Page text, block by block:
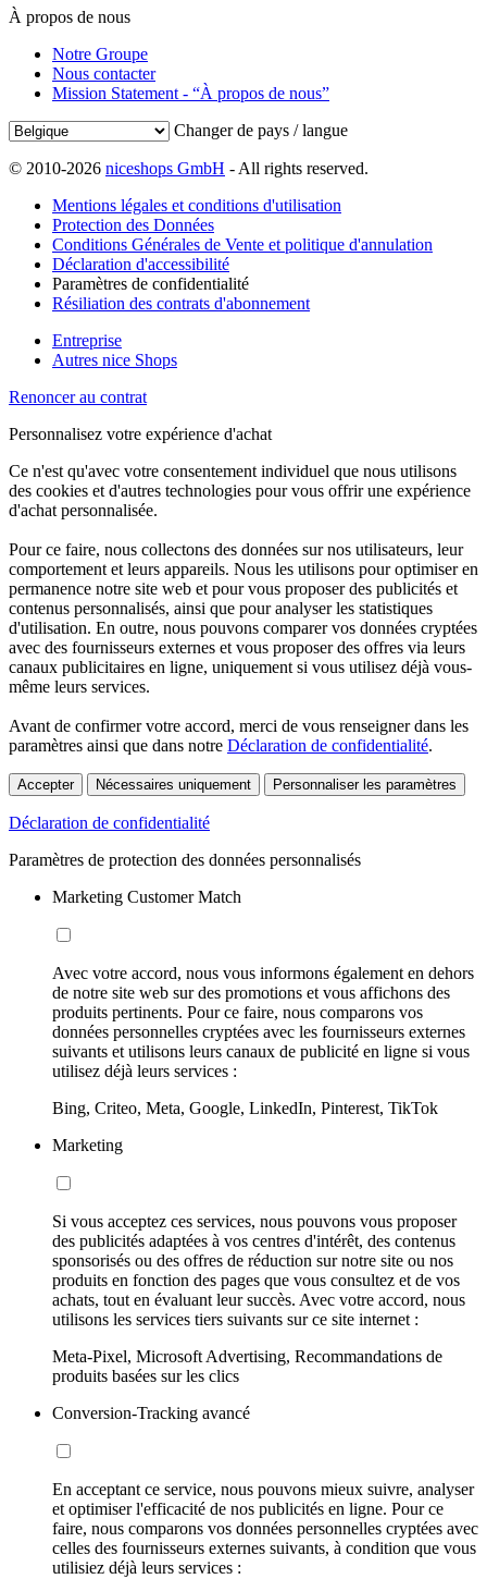
À propos de nous
Notre Groupe
Nous contacter
Mission Statement - “À propos de nous”
Changer de pays / langue
© 2010-2026 niceshops GmbH - All rights reserved.
Mentions légales et conditions d'utilisation
Protection des Données
Conditions Générales de Vente et politique d'annulation
Déclaration d'accessibilité
Paramètres de confidentialité
Résiliation des contrats d'abonnement
Entreprise
Autres nice Shops
Renoncer au contrat
Personnalisez votre expérience d'achat
Ce n'est qu'avec votre consentement individuel que nous utilisons
des cookies et d'autres technologies pour vous offrir une expérience
d'achat personnalisée.
Pour ce faire, nous collectons des données sur nos utilisateurs, leur
comportement et leurs appareils. Nous les utilisons pour optimiser en
permanence notre site web et pour vous proposer des publicités et
contenus personnalisés, ainsi que pour analyser les statistiques
d'utilisation. En outre, nous pouvons comparer vos données cryptées
avec des fournisseurs externes et vous proposer des offres via leurs
canaux publicitaires en ligne, uniquement si vous utilisez déjà vous-
même leurs services.
Avant de confirmer votre accord, merci de vous renseigner dans les
paramètres ainsi que dans notre Déclaration de confidentialité.
Accepter Nécessaires uniquement Personnaliser les paramètres
Déclaration de confidentialité
Paramètres de protection des données personnalisés
Marketing Customer Match
Avec votre accord, nous vous informons également en dehors
de notre site web sur des promotions et vous affichons des
produits pertinents. Pour ce faire, nous comparons vos
données personnelles cryptées avec les fournisseurs externes
suivants et utilisons leurs canaux de publicité en ligne si vous
utilisez déjà leurs services :
Bing, Criteo, Meta, Google, LinkedIn, Pinterest, TikTok
Marketing
Si vous acceptez ces services, nous pouvons vous proposer
des publicités adaptées à vos centres d'intérêt, des contenus
sponsorisés ou des offres de réduction sur notre site ou nos
produits en fonction des pages que vous consultez et de vos
achats, tout en évaluant leur succès. Avec votre accord, nous
utilisons les services tiers suivants sur ce site internet :
Meta-Pixel, Microsoft Advertising, Recommandations de
produits basées sur les clics
Conversion-Tracking avancé
En acceptant ce service, nous pouvons mieux suivre, analyser
et optimiser l'efficacité de nos publicités en ligne. Pour ce
faire, nous comparons vos données personnelles cryptées avec
celles des fournisseurs externes suivants, à condition que vous
utilisiez déjà leurs services :